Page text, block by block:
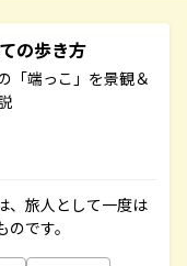
の歩き方
「端っこ」を景観＆
、旅人として一度は
です。